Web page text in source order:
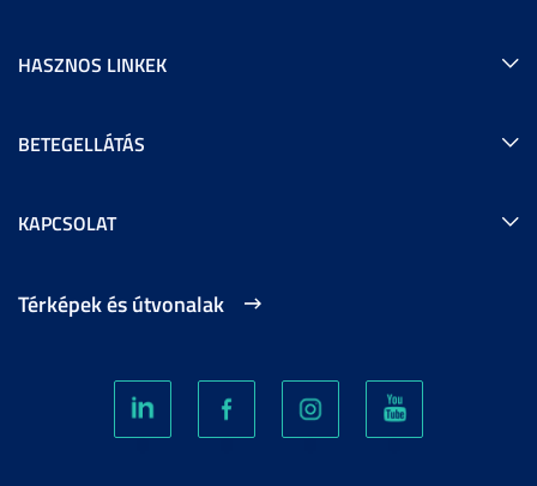
HASZNOS LINKEK
BETEGELLÁTÁS
KAPCSOLAT
Térképek és útvonalak